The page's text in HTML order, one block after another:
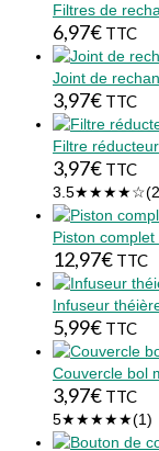
Filtres de
6,97€ TTC
Joint de
3,97€ TTC
Filtre
3,97€ TTC
3.5★★★★☆
Piston
12,97€ TTC
Infuseur
5,99€ TTC
Couvercle bol
3,97€ TTC
5★★★★★(1)